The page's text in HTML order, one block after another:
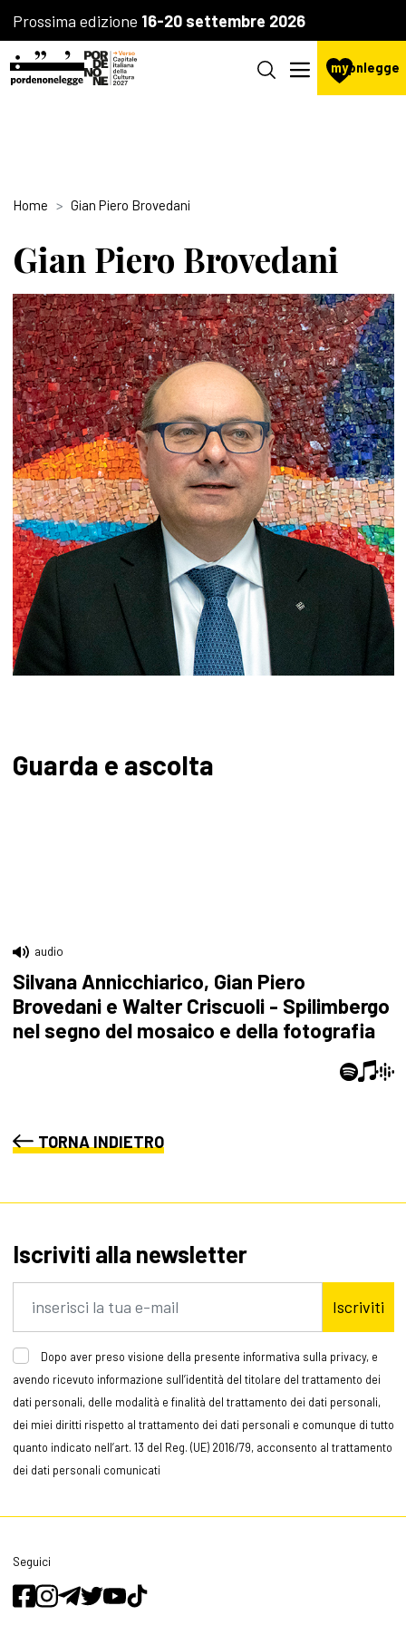
Prossima edizione 16-20 settembre 2026
mypnlegge
Home Gian Piero Brovedani
Gian Piero Brovedani
Guarda e ascolta
audio
Silvana Annicchiarico, Gian Piero
Brovedani e Walter Criscuoli - Spilimbergo
nel segno del mosaico e della fotografia
TORNA INDIETRO
Iscriviti alla newsletter
Iscriviti
Dopo aver preso visione della presente informativa sulla privacy, e
avendo ricevuto informazione sull’identità del titolare del trattamento dei
dati personali, delle modalità e finalità del trattamento dei dati personali,
dei miei diritti rispetto al trattamento dei dati personali e comunque di tutto
quanto indicato nell’art. 13 del Reg. (UE) 2016/79, acconsento al trattamento
dei dati personali comunicati
Seguici